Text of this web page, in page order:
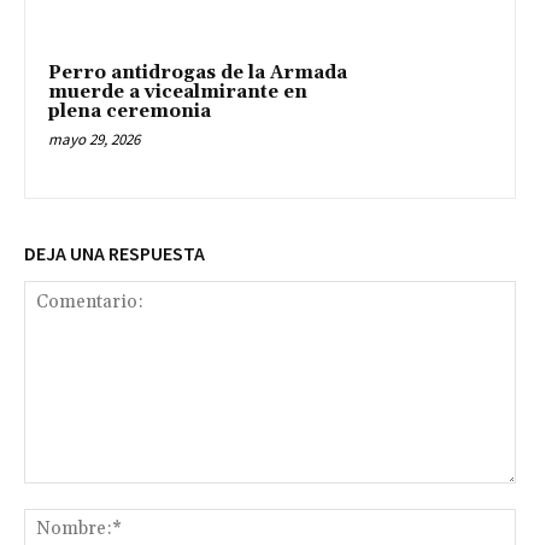
Perro antidrogas de la Armada
muerde a vicealmirante en
plena ceremonia
mayo 29, 2026
DEJA UNA RESPUESTA